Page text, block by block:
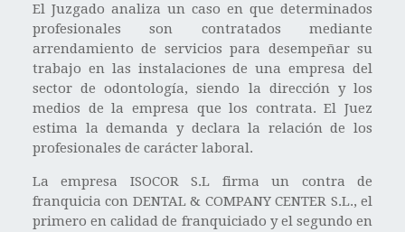
El Juzgado analiza un caso en que determinados
profesionales son contratados mediante
arrendamiento de servicios para desempeñar su
trabajo en las instalaciones de una empresa del
sector de odontología, siendo la dirección y los
medios de la empresa que los contrata. El Juez
estima la demanda y declara la relación de los
profesionales de carácter laboral.
La empresa ISOCOR S.L firma un contra de
franquicia con DENTAL & COMPANY CENTER S.L., el
primero en calidad de franquiciado y el segundo en